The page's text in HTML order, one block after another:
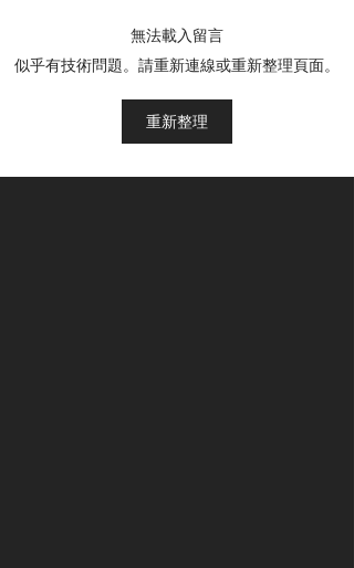
【大師級】馬語大師
Monty Roberts 離世
享年 91 歲
無法載入留言
似乎有技術問題。請重新連線或重新整理頁面。
重新整理